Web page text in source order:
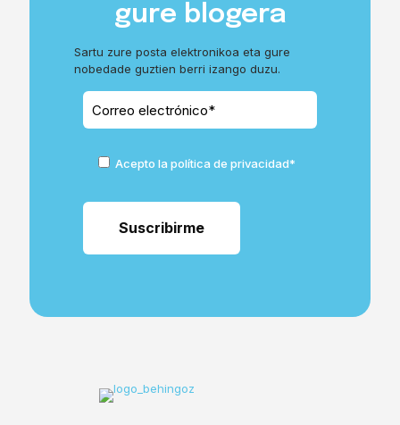
gure blogera
Sartu zure posta elektronikoa eta gure
nobedade guztien berri izango duzu.
Acepto la política de privacidad*